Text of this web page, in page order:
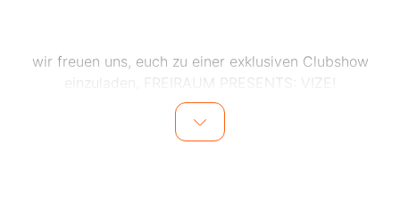
wir freuen uns, euch zu einer exklusiven Clubshow
einzuladen, FREIRAUM PRESENTS: VIZE!